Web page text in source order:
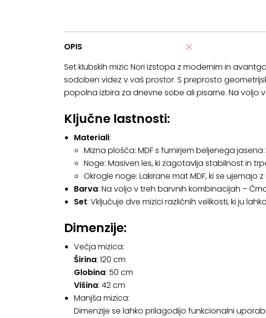
OPIS
Set klubskih mizic Nori izstopa z modernim in
sodoben videz v vaš prostor. S preprosto
popolna izbira za dnevne sobe ali pisarne. Na voljo
Ključne lastnosti:
Materiali:
Mizna plošča: MDF s furnirjem beljenega
Noge: Masiven les, ki zagotavlja stabilnost in
Okrogle noge: Lakirane mat MDF, ki se ujemajo
Barva: Na voljo v treh barvnih kombinacijah –
Set: Vključuje dve mizici različnih velikosti, ki ju
Dimenzije:
Večja mizica:
Širina: 120 cm
Globina: 50 cm
Višina: 42 cm
Manjša mizica:
Dimenzije se lahko prilagodijo funkcionalni